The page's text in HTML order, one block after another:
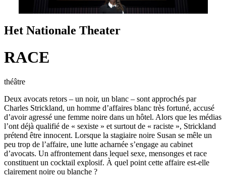
1/5
Het Nationale Theater
RACE
théâtre
Deux avocats retors – un noir, un blanc – sont approchés par
Charles Strickland, un homme d’affaires blanc très fortuné, accusé
d’avoir agressé une femme noire dans un hôtel. Alors que les médias
l’ont déjà qualifié de « sexiste » et surtout de « raciste », Strickland
prétend être innocent. Lorsque la stagiaire noire Susan se mêle un
peu trop de l’affaire, une lutte acharnée s’engage au cabinet
d’avocats. Un affrontement dans lequel sexe, mensonges et race
constituent un cocktail explosif. À quel point cette affaire est-elle
clairement noire ou blanche ?